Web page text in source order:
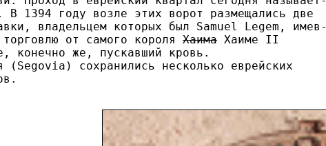
В 1394 году возле этих ворот размещались две
владельцем которых был Samuel Legem, имев-
от самого короля Хаима Хаиме II
конечно же, пускавший кровь.
(Segovia) сохранились несколько еврейских